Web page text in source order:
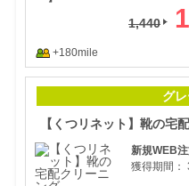
1,440
+180mile
グ
【くつリネット】靴の宅
新規WEB
獲得期間：